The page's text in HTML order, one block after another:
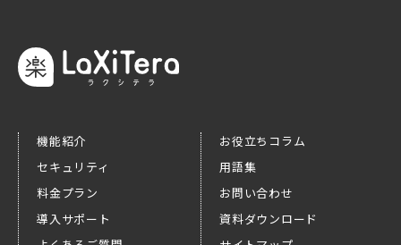
機能紹介
セキュリティ
料金プラン
導入サポート
お役立ちコラム
用語集
お問い合わせ
資料ダウンロード